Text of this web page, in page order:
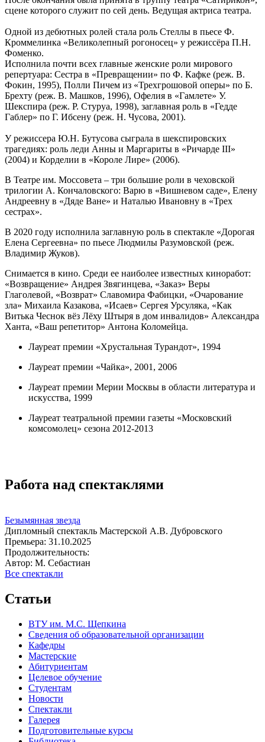
сцене которого служит по сей день. Ведущая актриса театра.
Одной из дебютных ролей стала роль Стеллы в пьесе Ф.
Кроммелинка «Великолепный рогоносец» у режиссёра П.Н.
Фоменко.
Исполнила почти всех главные женские роли мирового
репертуара: Сестра в «Превращении» по Ф. Кафке (реж. В.
Фокин, 1995), Полли Пичем из «Трехгрошовой оперы» по Б.
Брехту (реж. В. Машков, 1996), Офелия в «Гамлете» У.
Шекспира (реж. Р. Стуруа, 1998), заглавная роль в «Гедде
Габлер» по Г. Ибсену (реж. Н. Чусова, 2001).
У режиссера Ю.Н. Бутусова сыграла в шекспировских
трагедиях: роль леди Анны и Маргариты в «Ричарде III»
(2004) и Корделии в «Короле Лире» (2006).
В Театре им. Моссовета – три большие роли в чеховской
трилогии А. Кончаловского: Варю в «Вишневом саде», Елену
Андреевну в «Дяде Ване» и Наталью Ивановну в «Трех
сестрах».
В 2020 году исполнила заглавную роль в спектакле «Дорогая
Елена Сергеевна» по пьесе Людмилы Разумовской (реж.
Владимир Жуков).
Снимается в кино. Среди ее наиболее известных киноработ:
«Возвращение» Андрея Звягинцева, «Заказ» Веры
Глаголевой, «Возврат» Славомира Фабицки, «Очарование
зла» Михаила Казакова, «Исаев» Сергея Урсуляка, «Как
Витька Чеснок вёз Лёху Штыря в дом инвалидов» Александра
Ханта, «Ваш репетитор» Антона Коломейца.
Лауреат премии «Хрустальная Турандот», 1994
Лауреат премии «Чайка», 2001, 2006
Лауреат премии Мерии Москвы в области литература и
искусства, 1999
Лауреат театральной премии газеты «Московский
комсомолец» сезона 2012-2013
Работа над спектаклями
Безымянная звезда
Дипломный спектакль Мастерской А.В. Дубровского
Премьера: 31.10.2025
Продолжительность:
Автор: М. Себастиан
Все спектакли
Статьи
ВТУ им. М.С. Щепкина
Сведения об образовательной организации
Кафедры
Мастерские
Абитуриентам
Целевое обучение
Студентам
Новости
Спектакли
Галерея
Подготовительные курсы